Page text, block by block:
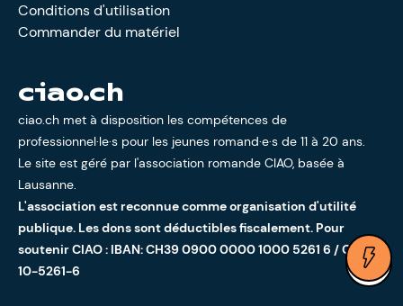
Conditions d'utilisation
Commander du matériel
ciao.ch
ciao.ch met à disposition les compétences de
professionnel·le·s pour les jeunes romand·e·s de 11 à 20 ans.
Le site est géré par l'association romande CIAO, basée à
Lausanne.
L'association est reconnue comme organisation d'utilité
publique. Les dons sont déductibles fiscalement. Pour
soutenir CIAO : IBAN: CH39 0900 0000 1000 5261 6 / CCP:
10-5261-6